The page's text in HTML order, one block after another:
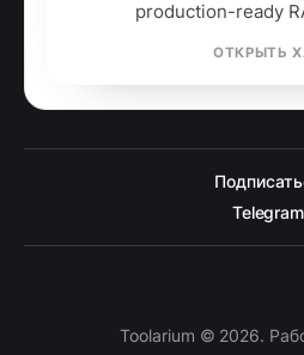
production-ready
ОТКРЫТЬ
Telegram
Toolarium © 2026.